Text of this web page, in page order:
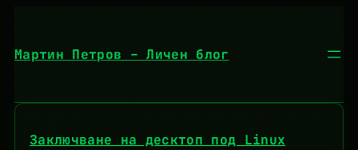
Мартин Петров – Личен блог
Заключване на десктоп под Linux